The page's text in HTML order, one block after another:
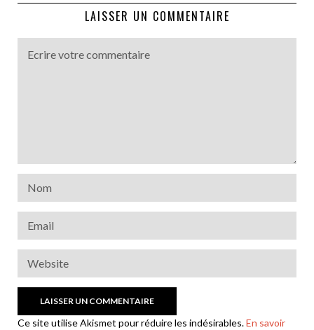
LAISSER UN COMMENTAIRE
Ce site utilise Akismet pour réduire les indésirables.En savoir